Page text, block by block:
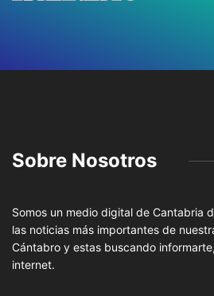
Sobre Nosotros
Somos un medio digital de Cantabria
las noticias más importantes de
Cántabro y estas buscando
internet.